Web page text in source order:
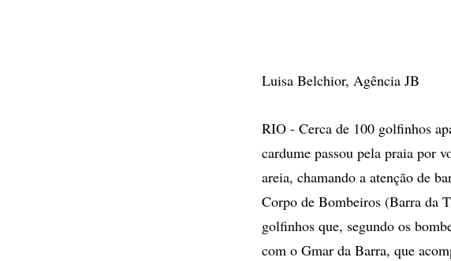
Luisa Belchior, Agência JB
RIO - Cerca de 100 golfinhos
cardume passou pela praia por
areia, chamando a atenção de
Corpo de Bombeiros (Barra da
golfinhos que, segundo os
com o Gmar da Barra, que